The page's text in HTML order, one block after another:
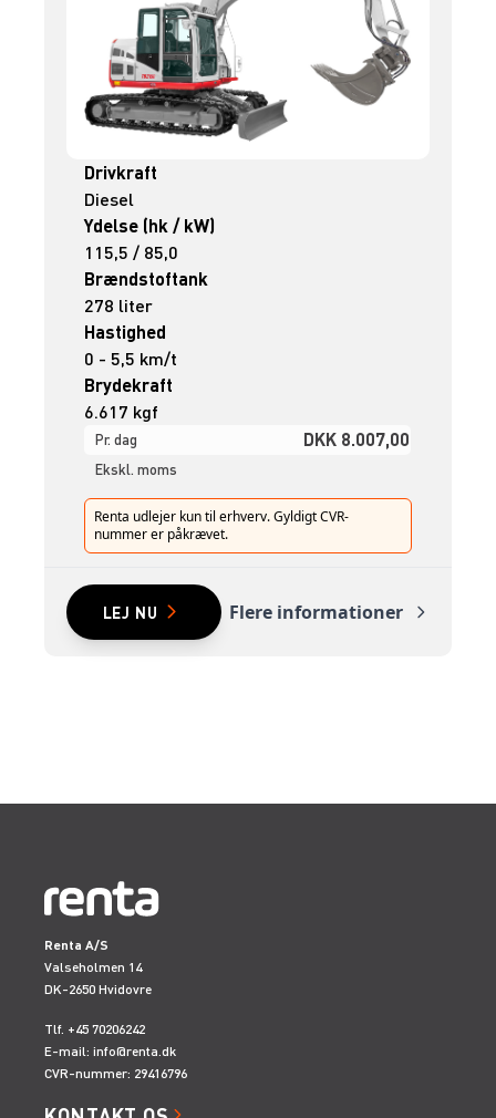
Drivkraft
Diesel
Ydelse (hk / kW)
115,5 / 85,0
Brændstoftank
278 liter
Hastighed
0 - 5,5 km/t
Brydekraft
6.617 kgf
Pr. dag DKK 8.007,00
Ekskl. moms
Renta udlejer kun til erhverv. Gyldigt CVR-
nummer er påkrævet.
LEJ NU Flere informationer
Renta A/S
Valseholmen 14
DK-2650 Hvidovre
Tlf. +45 70206242
E-mail: info@renta.dk
CVR-nummer: 29416796